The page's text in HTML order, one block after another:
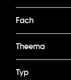
Fach
Theema
Typ